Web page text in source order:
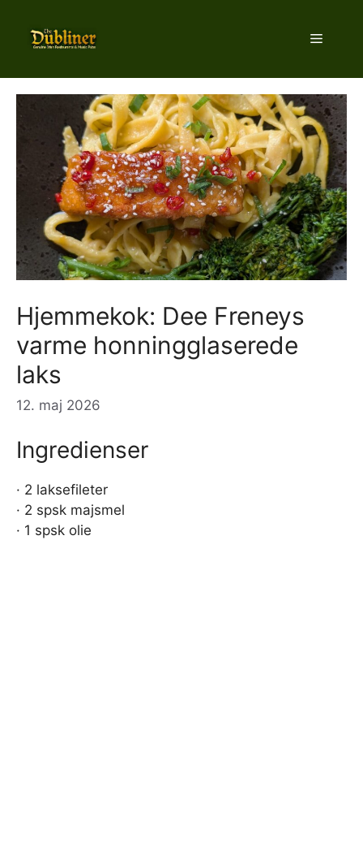
indhold
Menu
Hjemmekok: Dee Freneys
varme honningglaserede
laks
12. maj 2026
Ingredienser
· 2 laksefileter
· 2 spsk majsmel
· 1 spsk olie